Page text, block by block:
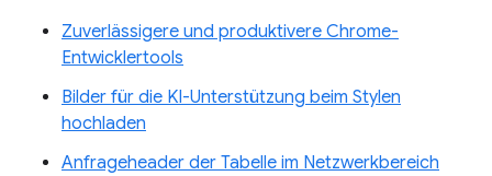
Zuverlässigere und produktivere Chrome-
Entwicklertools
Bilder für die KI-Unterstützung beim Stylen
hochladen
Anfrageheader der Tabelle im Netzwerkbereich